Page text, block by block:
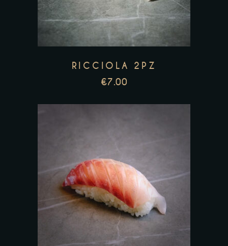
RICCIOLA 2PZ
€7.00